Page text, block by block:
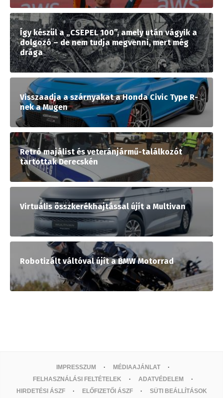
Így készül a „CSEPEL 100”, amely után vágyik a
dolgozó – de nem tudja megvenni, mert még
drága
Visszaadja a szárnyakat a Honda Civic Type R-
nek a Mugen
Retró majálist és veteránjármű-találkozót
tartottak Derecskén
Virtuális összkerékhajtással újít a Multivan
Robotizált váltóval újít a BMW Motorrad
IMPRESSZUM
MÉDIAAJÁNLAT
FELHASZNÁLÁSI FELTÉTELEK
ADATVÉDELEM
HIRDETÉSI ÁSZF
ELŐFIZETŐI ÁSZF SÜTI BEÁLLÍTÁSOK